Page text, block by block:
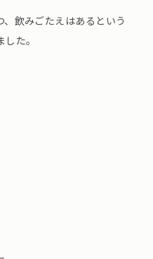
飲みごたえはあるという
た。